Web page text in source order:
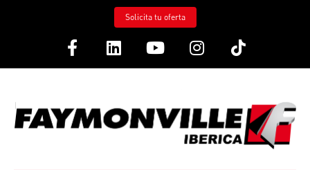
Solicita tu oferta
FacebookLinkedinYoutubeInstagram
Tiktok